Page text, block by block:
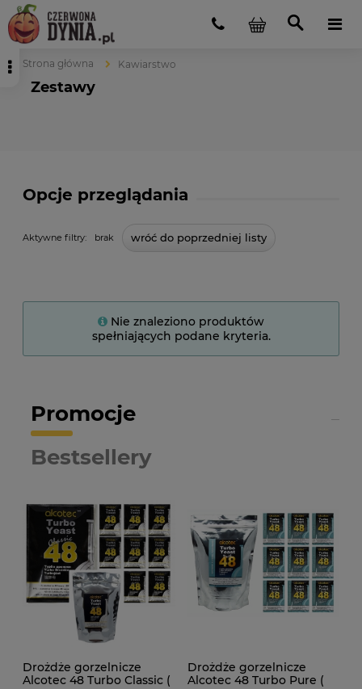
Strona główna Kawiarstwo
Zestawy
Opcje przeglądania
Aktywne filtry: brak wróć do poprzedniej listy
Nie znaleziono produktów
spełniających podane kryteria.
Promocje
Bestsellery
Drożdże gorzelnicze
Alcotec 48 Turbo Classic (
Drożdże gorzelnicze
Alcotec 48 Turbo Pure (